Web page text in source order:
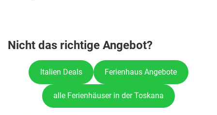
Nicht das richtige Angebot?
Italien Deals Ferienhaus Angebote
alle Ferienhäuser in der Toskana